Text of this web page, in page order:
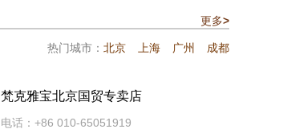
更多>
热门城市： 北京 上海 广州 成都
梵克雅宝北京国贸专卖店
电话：+86 010-65051919